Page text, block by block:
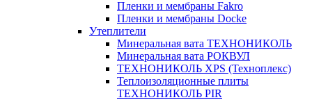
Пленки и мембраны Fakro
Пленки и мембраны Docke
Утеплители
Минеральная вата ТЕХНОНИКОЛЬ
Минеральная вата РОКВУЛ
ТЕХНОНИКОЛЬ XPS (Техноплекс)
Теплоизоляционные плиты
ТЕХНОНИКОЛЬ PIR